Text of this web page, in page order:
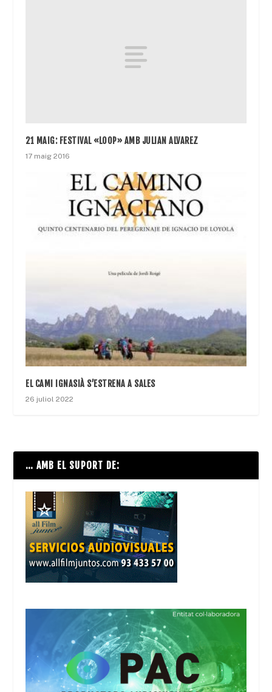
21 MAIG: FESTIVAL «LOOP» AMB JULIAN ALVAREZ
17 maig 2016
EL CAMI IGNASIÀ S’ESTRENA A SALES
26 juliol 2022
… AMB EL SUPORT DE: